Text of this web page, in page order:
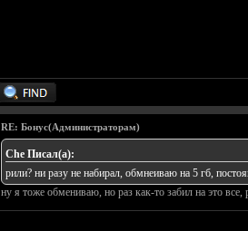
RE: Бонус(Администраторам)
Che Писал(а):
рили? ни разу не набирал, обмнеиваю на 5 гб,
ну я тоже обмениваю, но раз как-то забил на это